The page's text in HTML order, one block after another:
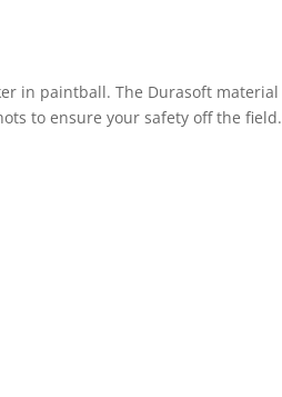
in paintball. The Durasoft material
to ensure your safety off the field.